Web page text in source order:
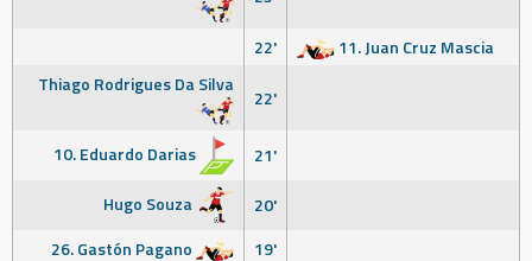
22'
11. Juan Cruz Mascia
Thiago Rodrigues Da Silva
22'
10. Eduardo Darias
21'
Hugo Souza
20'
26. Gastón Pagano
19'